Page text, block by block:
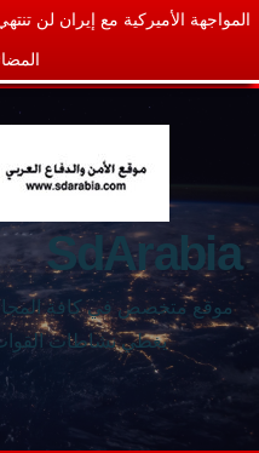
المواجهة الأميركية مع إيران لن
SdArabia
موقع متخصص في كافة
يغطي نشاطات القوات